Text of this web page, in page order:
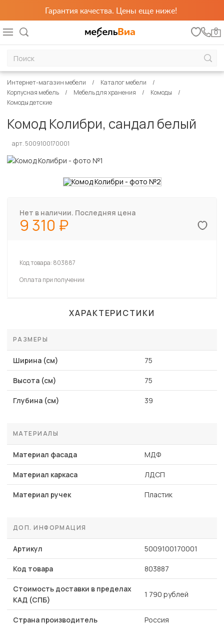
Гарантия качества. Цены еще ниже!
0
Интернет-магазин мебели
Каталог мебели
Корпусная мебель
Мебель для хранения
Комоды
Комоды детские
Комод Колибри, сандал белый
арт. 5009100170001
Нет в наличии. Последняя цена
9 310
Код товара: 803887
Оплата при получении
ХАРАКТЕРИСТИКИ
РАЗМЕРЫ
Ширина (см) 75
Высота (см) 75
Глубина (см) 39
МАТЕРИАЛЫ
Материал фасада МДФ
Материал каркаса ЛДСП
Материал ручек Пластик
ДОП. ИНФОРМАЦИЯ
Артикул 5009100170001
Код товара 803887
Стоимость доставки в пределах
КАД (СПБ)
1 790 рублей
Страна производитель Россия